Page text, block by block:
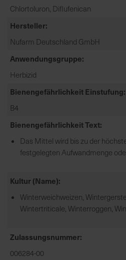
Chlortoluron, Diflufenican
Hersteller
Nufarm Deutschland GmbH
Anwendungsgruppe
Herbizid
Bienengefährlichkeit Einstufung
B4
Bienengefährlichkeit Text
Das Mittel wird bis zu der
festgelegten Aufwandmenge
Kultur (Name)
Winterweichweizen,
Wintertriticale, Winterroggen,
Zulassungsnummer
006284-00